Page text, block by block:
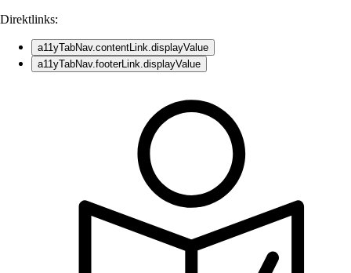
Direktlinks:
a11yTabNav.contentLink.displayValue
a11yTabNav.footerLink.displayValue